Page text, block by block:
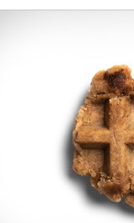
Large :
charge in 2 hours /
Bluetooth 4.0 LE